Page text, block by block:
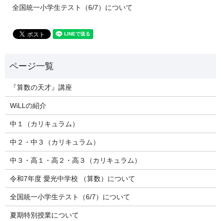
全国統一小学生テスト（6/7）について
『算数の天才』講座
WiLLの紹介
中１（カリキュラム）
中２・中３（カリキュラム）
中３・高１・高２・高３（カリキュラム）
令和7年度 愛光中学校 （算数）について
全国統一小学生テスト（6/7）について
夏期特別授業について